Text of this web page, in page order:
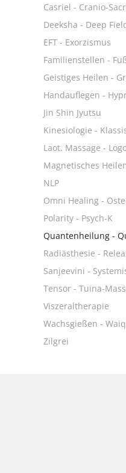
Casriel - Cranio-
Deeksha - Deep
EFT - Exorzismus
Familienstellen -
Geistiges Heilen -
Handauflegen -
Jin Shin Jyutsu
Kinesiologie -
Laot. Massage -
Magnetisches
NLP
Omni Healing -
Polarity - Psych-K
Quantenheilung -
Radiästhesie -
Sanjeevini -
Tensor - Tuina-
Viszeraltherapie
Wachsgießen -
Zilgrei